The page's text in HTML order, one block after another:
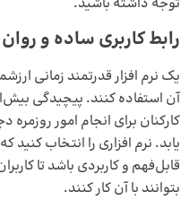
رابط کاربری ساده و روان
یک نرم‌ افزار قدرتمند زمانی
آن استفاده کنند. پیچیدگی
کارکنان برای انجام امور
یابد. نرم‌ افزاری را انتخاب
قابل‌فهم و کاربردی باشد تا
بتوانند با آن کار کنند.